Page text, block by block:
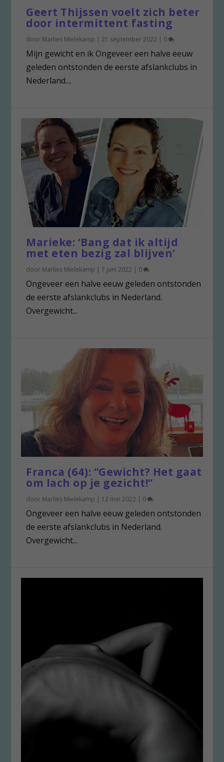
Geert Thijssen voelt zich beter
door intermittent fasting
door Marlies Mielekamp |21 september 2022 | 0
Mijn gewicht en ik Ongeveer een halve eeuw
geleden ontstonden de eerste afslankclubs in
Nederland....
Marieke: ‘Bang dat ik altijd
met eten bezig zal blijven’
door Marlies Mielekamp |7 juni 2022 | 0
Ongeveer een halve eeuw geleden ontstonden
de eerste afslankclubs in Nederland.
Overgewicht...
Franca (64): “Gewicht? Het gaat
om lach op je gezicht!”
door Marlies Mielekamp | 12 mei 2022 | 0
Ongeveer een halve eeuw geleden ontstonden
de eerste afslankclubs in Nederland.
Overgewicht...